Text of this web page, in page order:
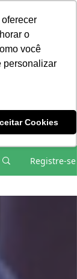
o
você
personalizar
Cookies
Registre-se